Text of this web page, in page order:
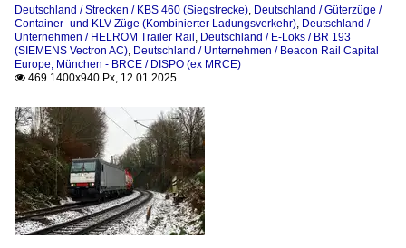
Deutschland / Strecken / KBS 460 (Siegstrecke) Deutschland / Güterzüge /
Container- und KLV-Züge (Kombinierter Ladungsverkehr) Deutschland /
Unternehmen / HELROM Trailer Rail Deutschland / E-Loks / BR 193
(SIEMENS Vectron AC) Deutschland / Unternehmen / Beacon Rail Capital
Europe, München - BRCE / DISPO (ex MRCE)
 469 1400x940 Px, 12.01.2025